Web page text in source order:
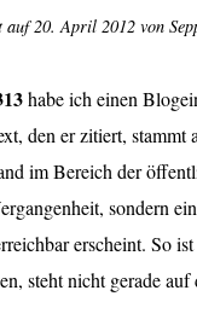
auf20. April 2012 von
habe ich einen
den er zitiert,
im Bereich der
sondern
erscheint. So
steht nicht gerade